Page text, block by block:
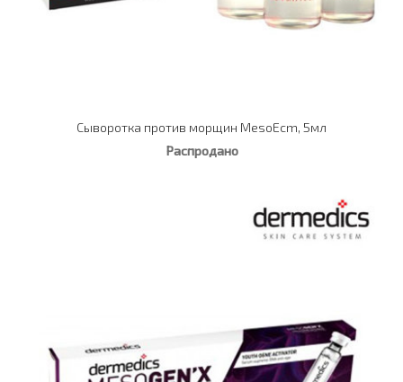
Сыворотка против морщин MesoEcm, 5мл
Распродано